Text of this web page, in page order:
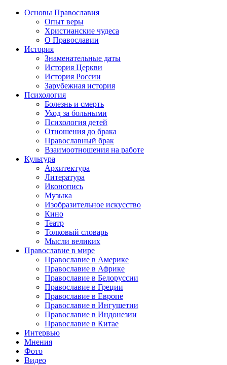
Основы Православия
Опыт веры
Христианские чудеса
О Православии
История
Знаменательные даты
История Церкви
История России
Зарубежная история
Психология
Болезнь и смерть
Уход за больными
Психология детей
Отношения до брака
Православный брак
Взаимоотношения на работе
Культура
Архитектура
Литература
Иконопись
Музыка
Изобразительное искусство
Кино
Театр
Толковый словарь
Мысли великих
Православие в мире
Православие в Америке
Православие в Африке
Православие в Белоруссии
Православие в Греции
Православие в Европе
Православие в Ингушетии
Православие в Индонезии
Православие в Китае
Интервью
Мнения
Фото
Видео